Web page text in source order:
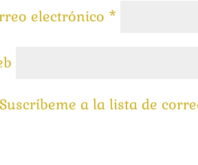
electrónico *
a la lista de